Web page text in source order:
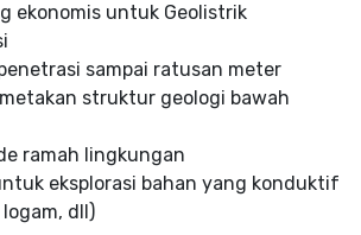
ekonomis untuk Geolistrik
sampai ratusan meter
struktur geologi bawah
ramah lingkungan
eksplorasi bahan yang konduktif
dll)